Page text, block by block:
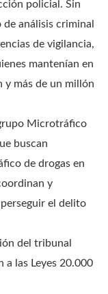
policial. Sin
análisis criminal
de vigilancia,
mantenían en
y más de un millón
Microtráfico
buscan
de drogas en
y
el delito
del tribunal
las Leyes 20.000